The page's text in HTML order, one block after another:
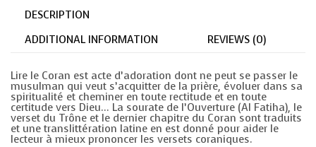
quantity
DESCRIPTION
ADDITIONAL INFORMATION
REVIEWS (0)
Lire le Coran est acte d’adoration dont ne peut se passer le
musulman qui veut s’acquitter de la prière, évoluer dans sa
spiritualité et cheminer en toute rectitude et en toute
certitude vers Dieu… La sourate de l’Ouverture (Al Fatiha), le
verset du Trône et le dernier chapitre du Coran sont traduits
et une translittération latine en est donné pour aider le
lecteur à mieux prononcer les versets coraniques.